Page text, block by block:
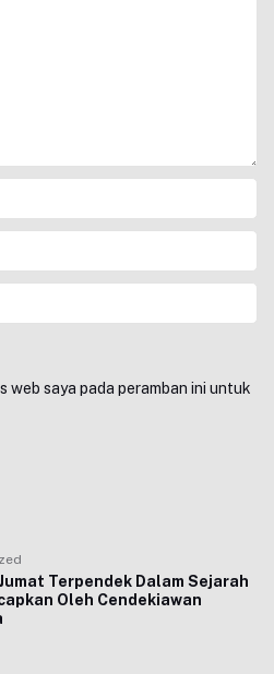
web saya pada peramban ini untuk
Terpendek Dalam Sejarah
Oleh Cendekiawan